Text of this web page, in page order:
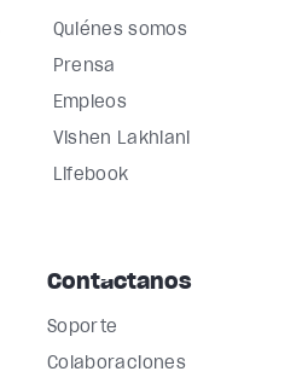
Quiénes somos
Prensa
Empleos
Vishen Lakhiani
Lifebook
Contáctanos
Soporte
Colaboraciones